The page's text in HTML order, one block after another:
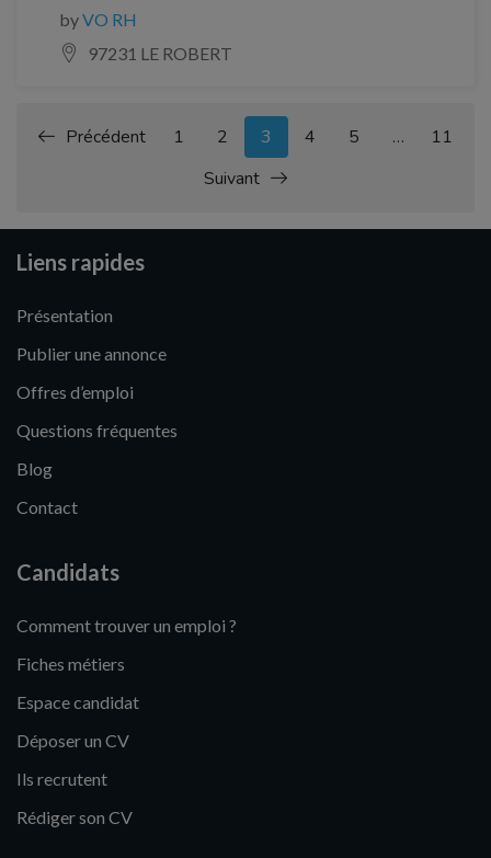
byVO RH
97231 LE ROBERT
Précédent 1 2 3 4 5 …
11
Suivant
Liens rapides
Présentation
Publier une annonce
Offres d’emploi
Questions fréquentes
Blog
Contact
Candidats
Comment trouver un emploi ?
Fiches métiers
Espace candidat
Déposer un CV
Ils recrutent
Rédiger son CV